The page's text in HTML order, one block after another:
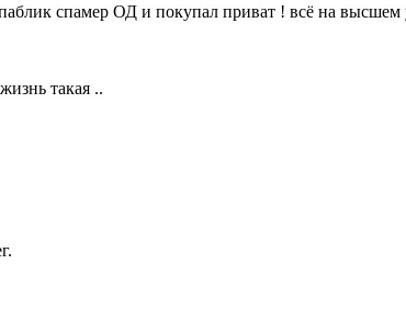
спамер ОД и покупал приват ! всё на высшем
такая ..